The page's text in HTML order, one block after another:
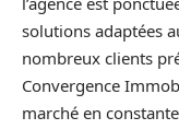
solutions adaptées
nombreux clients
Convergence
marché en